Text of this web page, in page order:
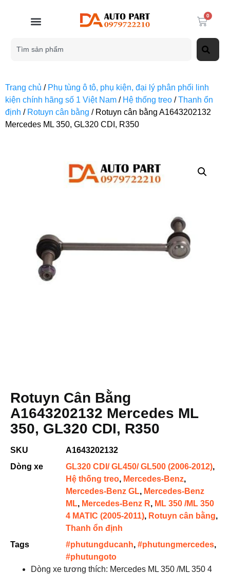
0
Trang chủ / Phụ tùng ô tô, phụ kiện, đại lý phân phối linh
kiện chính hãng số 1 Việt Nam / Hệ thống treo /Thanh ổn
định / Rotuyn cân bằng / Rotuyn cân bằng A1643202132
Mercedes ML 350, GL320 CDI, R350
Rotuyn Cân Bằng
A1643202132 Mercedes ML
350, GL320 CDI, R350
SKU
A1643202132
Dòng xe
GL320 CDI/ GL450/ GL500 (2006-2012),
Hệ thống treo, Mercedes-Benz,
Mercedes-Benz GL, Mercedes-Benz
ML, Mercedes-Benz R, ML 350 /ML 350
4 MATIC (2005-2011), Rotuyn cân bằng,
Thanh ổn định
Tags
#phutungducanh, #phutungmercedes,
#phutungoto
Dòng xe tương thích: Mercedes ML 350 /ML 350 4